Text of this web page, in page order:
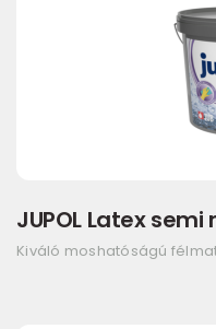
JUPOL Latex
Kiváló moshatóságú